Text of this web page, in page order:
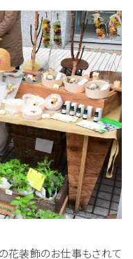
花装飾のお仕事もされて